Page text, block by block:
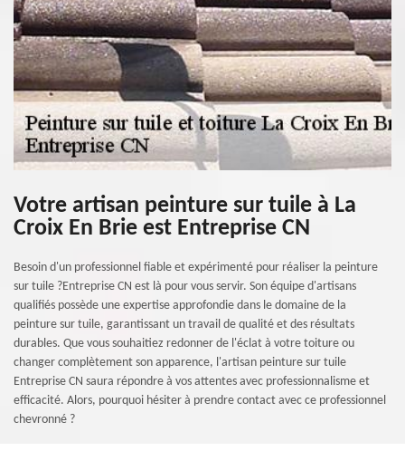
Votre artisan peinture sur tuile à La
Croix En Brie est Entreprise CN
Besoin d'un professionnel fiable et expérimenté pour réaliser la peinture
sur tuile ?Entreprise CN est là pour vous servir. Son équipe d'artisans
qualifiés possède une expertise approfondie dans le domaine de la
peinture sur tuile, garantissant un travail de qualité et des résultats
durables. Que vous souhaitiez redonner de l'éclat à votre toiture ou
changer complètement son apparence, l'artisan peinture sur tuile
Entreprise CN saura répondre à vos attentes avec professionnalisme et
efficacité. Alors, pourquoi hésiter à prendre contact avec ce professionnel
chevronné ?